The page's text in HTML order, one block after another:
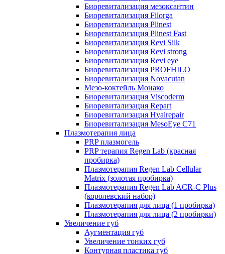
Биоревитализация мезоксантин
Биоревитализация Filorga
Биоревитализация Plinest
Биоревитализация Plinest Fast
Биоревитализация Revi Silk
Биоревитализация Revi strong
Биоревитализация Revi eye
Биоревитализация PROFHILO
Биоревитализация Novacutan
Мезо-коктейль Монако
Биоревитализация Viscoderm
Биоревитализация Repart
Биоревитализация Hyalrepair
Биоревитализация MesoEye C71
Плазмотерапия лица
PRP плазмогель
PRP терапия Regen Lab (красная
пробирка)
Плазмотерапия Regen Lab Cellular
Matrix (золотая пробирка)
Плазмотерапия Regen Lab ACR-C Plus
(королевский набор)
Плазмотерапия для лица (1 пробирка)
Плазмотерапия для лица (2 пробирки)
Увеличение губ
Аугментация губ
Увеличение тонких губ
Контурная пластика губ